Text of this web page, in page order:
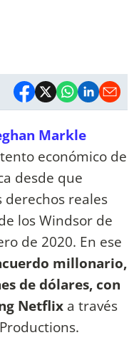
Markle
económico de
desde que
reales
los Windsor de
de 2020. En ese
millonario,
de dólares, con
Netflix a través